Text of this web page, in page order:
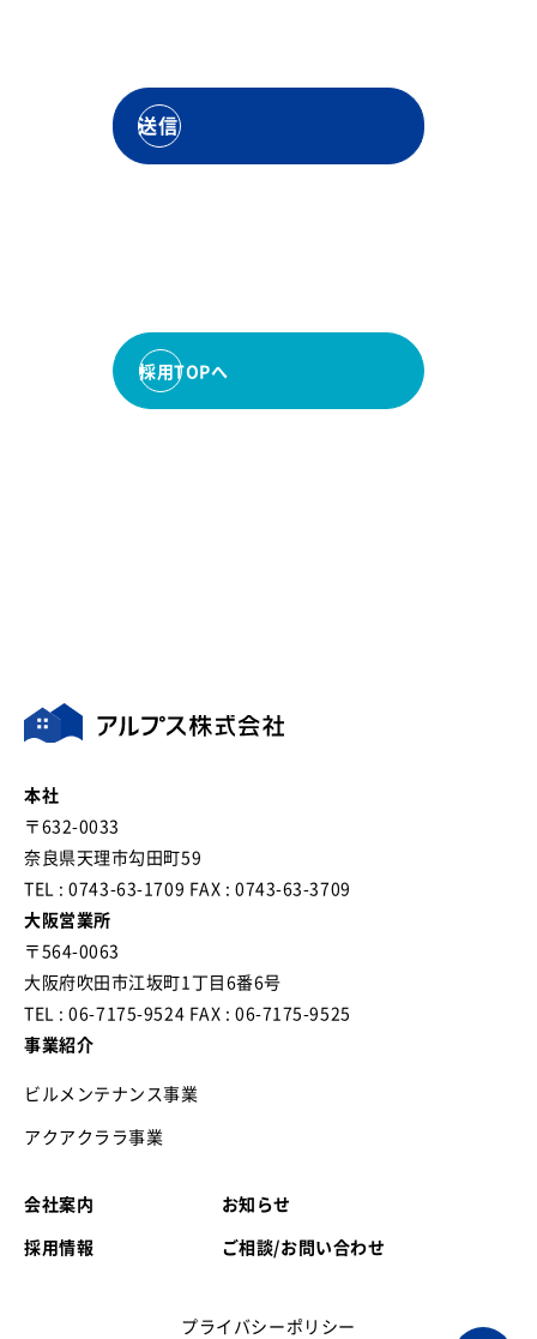
採用TOPへ
本社
〒632-0033
奈良県天理市勾田町59
TEL : 0743-63-1709 FAX : 0743-63-3709
大阪営業所
〒564-0063
大阪府吹田市江坂町1丁目6番6号
TEL : 06-7175-9524 FAX : 06-7175-9525
事業紹介
ビルメンテナンス事業
アクアクララ事業
会社案内
採用情報
お知らせ
ご相談/お問い合わせ
プライバシーポリシー